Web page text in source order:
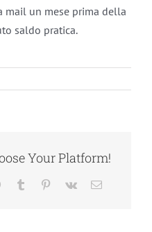
mail un mese prima della
saldo pratica.
Your Platform!
WhatsApp
Tumblr Pinterest
Vk Email